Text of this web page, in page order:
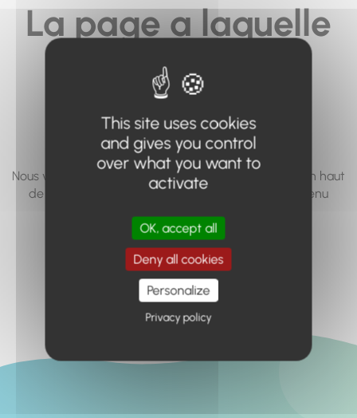
La page a laquelle
vous cherchez à
accéder n'existe
pas... ou plus.
Nous vous invitons à utiliser le moteur de recherche en haut
de page, ou à utiliser le menu pour trouver le contenu
Retour à l'accueil
This site uses cookies
and gives you control
over what you want to
activate
OK, accept all
Deny all cookies
Personalize
Privacy policy